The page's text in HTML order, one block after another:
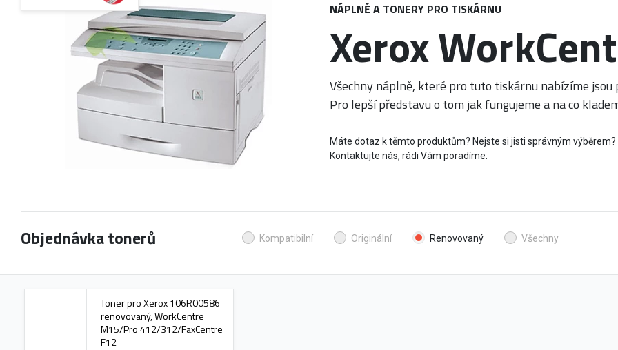
NÁPLNĚ A TONERY PRO TISKÁRNU
Xerox
Všechny náplně, které pro tuto tiskárnu nabízíme
Pro lepší představu o tom jak fungujeme a na co
Máte dotaz k těmto produktům? Nejste si jisti správným výběrem?
Kontaktujte nás, rádi Vám poradíme.
Objednávka tonerů Kompatibilní Originální Renovovaný Všechny
Toner pro Xerox 106R00586
renovovaný, WorkCentre
M15/Pro 412/312/FaxCentre
F12